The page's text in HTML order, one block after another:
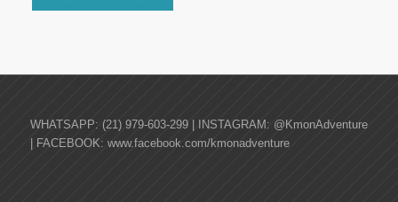
WHATSAPP: (21) 979-603-299 | INSTAGRAM: @KmonAdventure
| FACEBOOK: www.facebook.com/kmonadventure